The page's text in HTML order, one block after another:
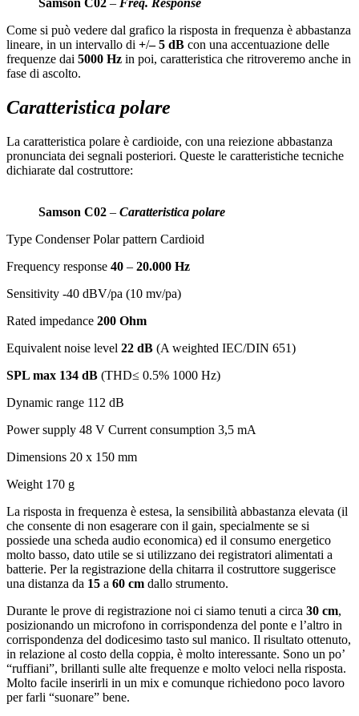
Come si può vedere dal grafico la risposta in frequenza è abbastanza
lineare, in un intervallo di +/– 5 dB con una accentuazione delle
frequenze dai 5000 Hz in poi, caratteristica che ritroveremo anche in
fase di ascolto.
Caratteristica polare
La caratteristica polare è cardioide, con una reiezione abbastanza
pronunciata dei segnali posteriori. Queste le caratteristiche tecniche
dichiarate dal costruttore:
Samson C02 – Caratteristica polare
Type Condenser Polar pattern Cardioid
Frequency response 40 – 20.000 Hz
Sensitivity -40 dBV/pa (10 mv/pa)
Rated impedance 200 Ohm
Equivalent noise level 22 dB (A weighted IEC/DIN 651)
SPL max 134 dB (THD≤ 0.5% 1000 Hz)
Dynamic range 112 dB
Power supply 48 V Current consumption 3,5 mA
Dimensions 20 x 150 mm
Weight 170 g
La risposta in frequenza è estesa, la sensibilità abbastanza elevata (il
che consente di non esagerare con il gain, specialmente se si
possiede una scheda audio economica) ed il consumo energetico
molto basso, dato utile se si utilizzano dei registratori alimentati a
batterie. Per la registrazione della chitarra il costruttore suggerisce
una distanza da 15 a 60 cm dallo strumento.
Durante le prove di registrazione noi ci siamo tenuti a circa 30 cm,
posizionando un microfono in corrispondenza del ponte e l’altro in
corrispondenza del dodicesimo tasto sul manico. Il risultato ottenuto,
in relazione al costo della coppia, è molto interessante. Sono un po’
“ruffiani”, brillanti sulle alte frequenze e molto veloci nella risposta.
Molto facile inserirli in un mix e comunque richiedono poco lavoro
per farli “suonare” bene.